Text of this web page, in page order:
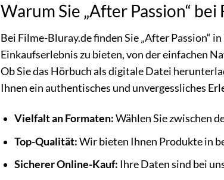
Warum Sie „After Passion“
Bei Filme-Bluray.de finden Sie „After Passion“
Einkaufserlebnis zu bieten, von der einfachen
Ob Sie das Hörbuch als digitale Datei
Ihnen ein authentisches und unvergessliches
Vielfalt an Formaten:Wählen Sie zwischen
Top-Qualität:Wir bieten Ihnen Produkte in
Sicherer Online-Kauf: Ihre Daten sind bei